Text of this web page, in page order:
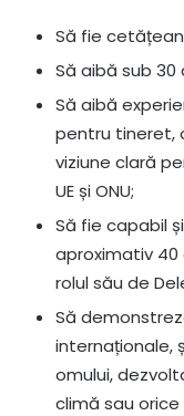
Să fie
Să aibă sub
Să aibă
pentru tineret,
viziune clară
UE și ONU;
Să fie capabil
aproximativ
rolul său de
Să
internaționale,
omului,
climă sau